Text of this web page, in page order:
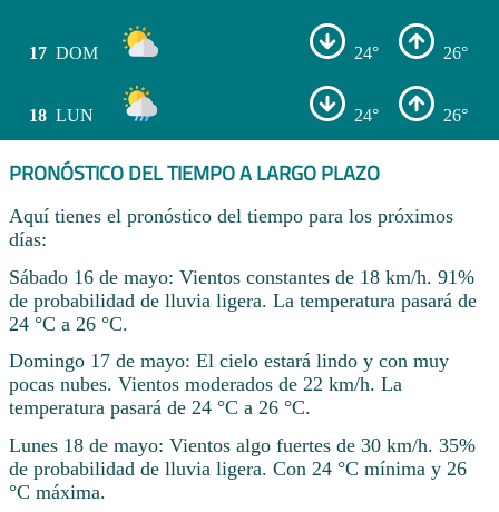
17 DOM 24° 26°
18 LUN 24° 26°
PRONÓSTICO DEL TIEMPO A LARGO PLAZO
Aquí tienes el pronóstico del tiempo para los próximos
días:
Sábado 16 de mayo: Vientos constantes de 18 km/h. 91%
de probabilidad de lluvia ligera. La temperatura pasará de
24 °C a 26 °C.
Domingo 17 de mayo: El cielo estará lindo y con muy
pocas nubes. Vientos moderados de 22 km/h. La
temperatura pasará de 24 °C a 26 °C.
Lunes 18 de mayo: Vientos algo fuertes de 30 km/h. 35%
de probabilidad de lluvia ligera. Con 24 °C mínima y 26
°C máxima.